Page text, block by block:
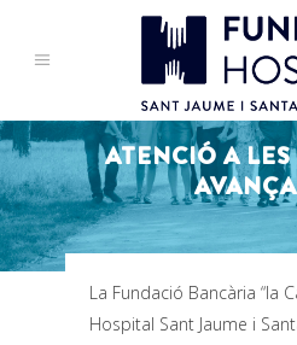
ATENCIÓ A
La Fundació Bancària “la
Hospital Sant Jaume i